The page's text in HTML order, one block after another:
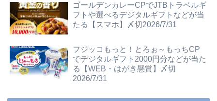
ゴールデンカレーCPでJTBトラベルギ
フトや選べるデジタルギフトなどが当
たる【スマホ】〆切2026/7/31
フジッコもっと！とろぉ～もっちCP
でデジタルギフト2000円分などが当た
る【WEB・はがき懸賞】〆切
2026/7/31